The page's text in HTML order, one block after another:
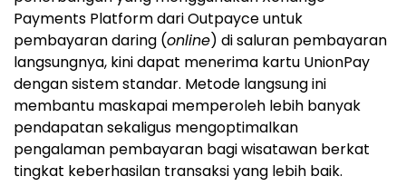
Payments Platform dari Outpayce untuk
pembayaran daring (online) di saluran pembayaran
langsungnya, kini dapat menerima kartu UnionPay
dengan sistem standar. Metode langsung ini
membantu maskapai memperoleh lebih banyak
pendapatan sekaligus mengoptimalkan
pengalaman pembayaran bagi wisatawan berkat
tingkat keberhasilan transaksi yang lebih baik.